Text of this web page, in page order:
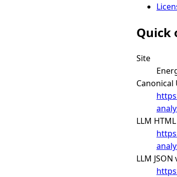
Quick
Site
Canonical
LLM
LLM